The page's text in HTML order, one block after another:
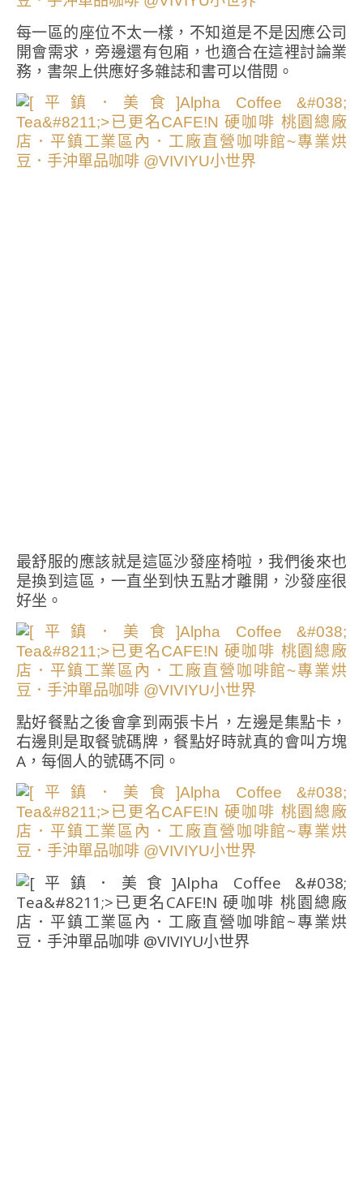
每一區的座位不太一樣，不知道是不是因應公司
開會需求，旁邊還有包廂，也適合在這裡討論業
務，書架上供應好多雜誌和書可以借閱。
最舒服的應該就是這區沙發座椅啦，我們後來也
是換到這區，一直坐到快五點才離開，沙發座很
好坐。
點好餐點之後會拿到兩張卡片，左邊是集點卡，
右邊則是取餐號碼牌，餐點好時就真的會叫方塊
A，每個人的號碼不同。